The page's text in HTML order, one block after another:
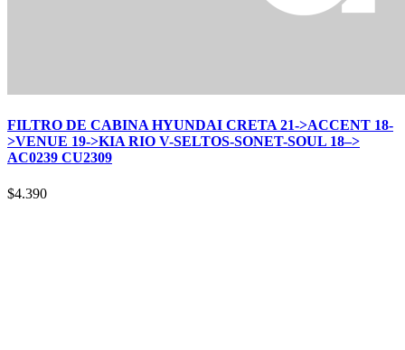
FILTRO DE CABINA HYUNDAI CRETA 21->ACCENT 18-
>VENUE 19->KIA RIO V-SELTOS-SONET-SOUL 18–>
AC0239 CU2309
$4.390